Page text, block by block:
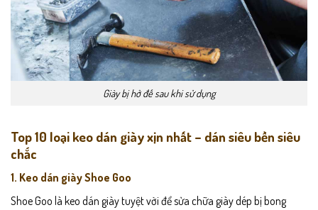
Giày bị hở đế sau khi sử dụng
Top 10 loại keo dán giày xịn nhất – dán siêu bền siêu
chắc
1. Keo dán giày Shoe Goo
Shoe Goo là keo dán giày tuyệt vời để sửa chữa giày dép bị bong